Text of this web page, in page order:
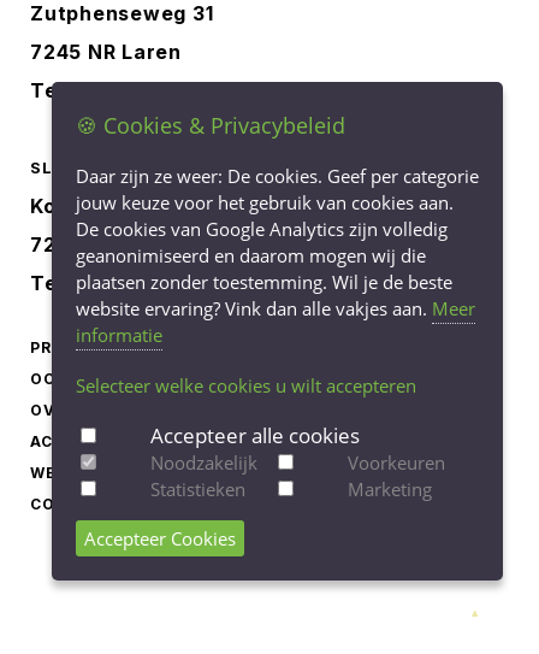
Zutphenseweg 31
7245 NR Laren
Tel.
SLOOTSMID BORCULO
Korenbree 40a
7271 LH Borculo
Tel. 0545-745040
PRODUCTEN
OCCASIONS
OVER ONS
ACTUEEL
WERKEN BIJ
CONTACT
PRIVACY STATEMENT
COOKIE-INSTELLINGEN
AANPASSEN
🍪 Cookies & Privacybeleid
Daar zijn ze weer: De cookies. Geef per categorie
jouw keuze voor het gebruik van cookies aan.
De cookies van Google Analytics zijn volledig
geanonimiseerd en daarom mogen wij die
plaatsen zonder toestemming. Wil je de beste
website ervaring? Vink dan alle vakjes aan. Meer
informatie
Selecteer welke cookies u wilt accepteren
Accepteer alle cookies
Noodzakelijk
Voorkeuren
Statistieken
Marketing
Accepteer Cookies